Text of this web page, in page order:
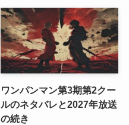
ワンパンマン第3期第2クー
ルのネタバレと2027年放送
の続き